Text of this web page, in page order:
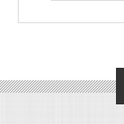
VESTI